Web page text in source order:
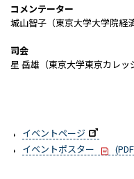
コメンテーター
城山智子（東京大学大学院経
司会
星 岳雄（東京大学東京カレッ
イベントページ
イベントポスター